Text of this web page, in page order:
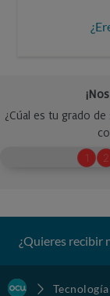
¿Quieres recibir